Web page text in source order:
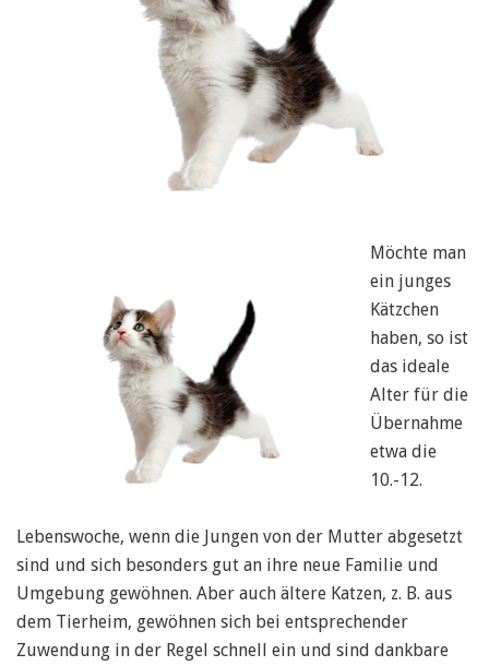
Möchte man
ein junges
Kätzchen
haben, so ist
das ideale
Alter für die
Übernahme
etwa die
10.-12.
Lebenswoche, wenn die Jungen von der Mutter abgesetzt
sind und sich besonders gut an ihre neue Familie und
Umgebung gewöhnen. Aber auch ältere Katzen, z. B. aus
dem Tierheim, gewöhnen sich bei entsprechender
Zuwendung in der Regel schnell ein und sind dankbare